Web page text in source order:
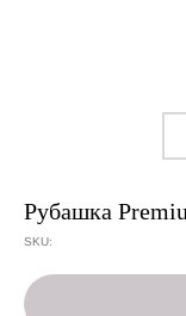
Рубашка
SKU: